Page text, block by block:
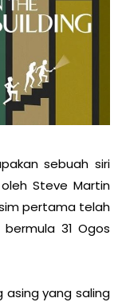
sebuah siri
Steve Martin
pertama telah
31 Ogos
asing yang saling